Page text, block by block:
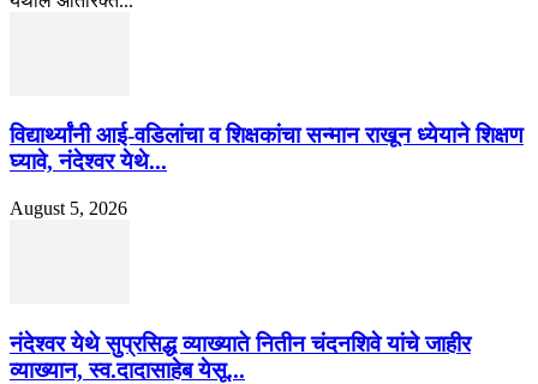
विद्यार्थ्यांनी आई-वडिलांचा व शिक्षकांचा सन्मान राखून ध्येयाने शिक्षण
घ्यावे, नंदेश्वर येथे...
August 5, 2026
नंदेश्वर येथे सुप्रसिद्ध व्याख्याते नितीन चंदनशिवे यांचे जाहीर
व्याख्यान, स्व.दादासाहेब येसू...